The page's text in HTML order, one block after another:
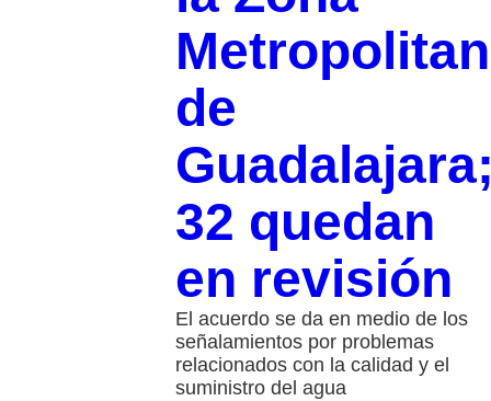
de
32 quedan
en revisión
El acuerdo se da en medio de los
señalamientos por problemas
relacionados con la calidad y el
suministro del agua